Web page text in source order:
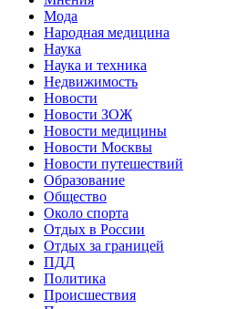
Мода
Народная медицина
Наука
Наука и техника
Недвижимость
Новости
Новости ЗОЖ
Новости медицины
Новости Москвы
Новости путешествий
Образование
Общество
Около спорта
Отдых в России
Отдых за границей
ПДД
Политика
Происшествия